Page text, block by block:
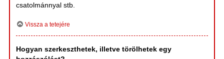
csatolmánnyal stb.
Vissza a tetejére
Hogyan szerkeszthetek, illetve törölhetek egy